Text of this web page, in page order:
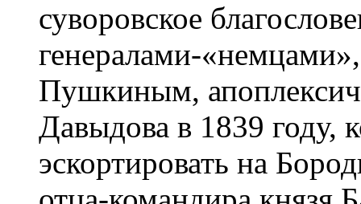
суворовское
генералами-
Пушкиным,
Давыдова в 1839 году,
эскортировать на